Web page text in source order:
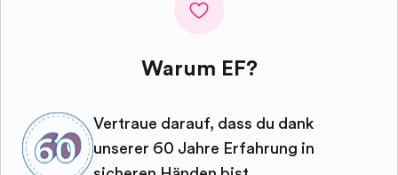
Warum EF?
Vertraue darauf, dass du dank
unserer 60 Jahre Erfahrung in